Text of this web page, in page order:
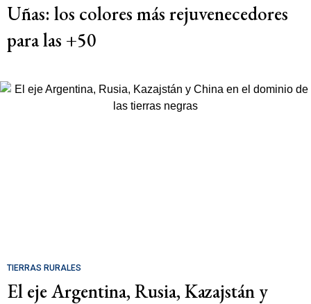
Uñas: los colores más rejuvenecedores
para las +50
TIERRAS RURALES
El eje Argentina, Rusia, Kazajstán y